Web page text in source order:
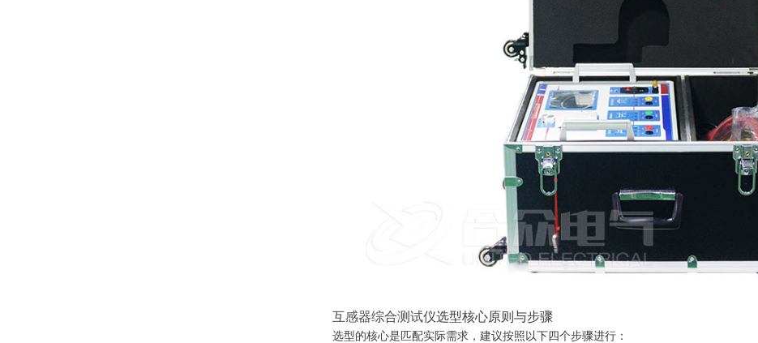
互感器综合测试仪选型核心原则与步骤
选型的核心是匹配实际需求，建议按照以下四个步骤进行：